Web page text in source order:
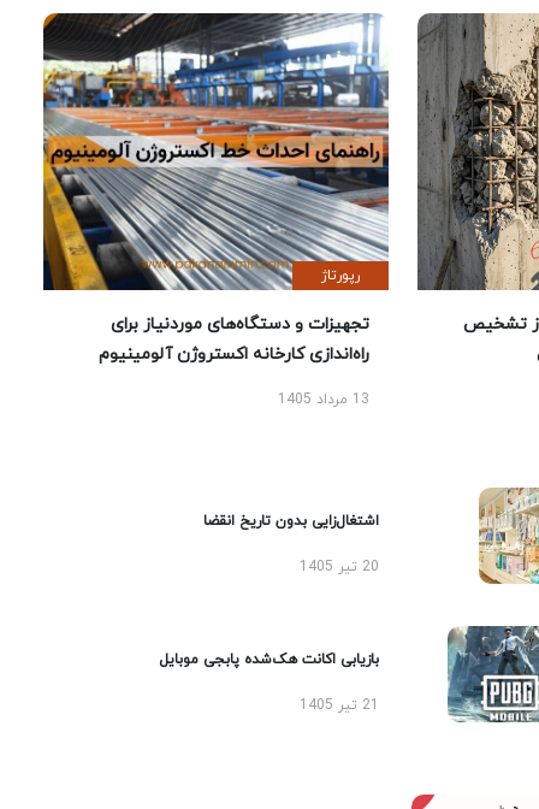
تشخیص
رپورتاژ
تجهیزات و دستگاه‌های موردنیاز برای
راه‌اندازی کارخانه اکستروژن آلومینیوم
13 مرداد 1405
اشتغال‌زایی بدون تاریخ انقضا
20 تیر 1405
بازیابی اکانت هک‌شده پابجی موبایل